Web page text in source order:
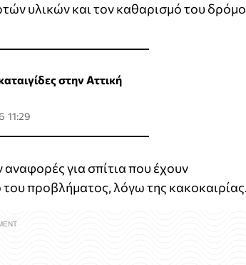
υλικών και τον καθαρισμό του
στην Αττική
11:29
για σπίτια που έχουν
προβλήματος, λόγω της